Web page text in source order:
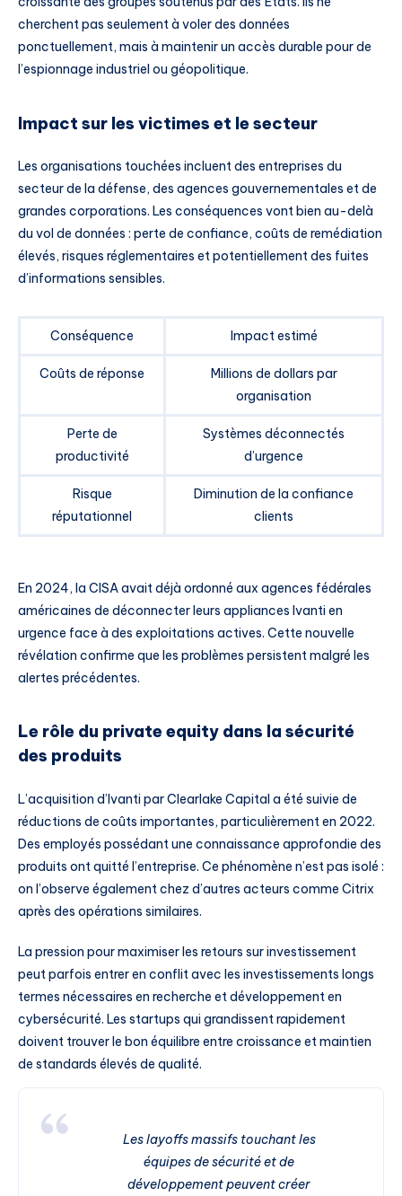
cherchent pas seulement à voler des données
ponctuellement, mais à maintenir un accès durable pour de
l’espionnage industriel ou géopolitique.
Impact sur les victimes et le secteur
Les organisations touchées incluent des entreprises du
secteur de la défense, des agences gouvernementales et de
grandes corporations. Les conséquences vont bien au-delà
du vol de données : perte de confiance, coûts de remédiation
élevés, risques réglementaires et potentiellement des fuites
d’informations sensibles.
Conséquence Impact estimé
Coûts de réponse
Millions de dollars par
organisation
Perte de
productivité
Systèmes déconnectés
d’urgence
Risque
réputationnel
Diminution de la confiance
clients
En 2024, la CISA avait déjà ordonné aux agences fédérales
américaines de déconnecter leurs appliances Ivanti en
urgence face à des exploitations actives. Cette nouvelle
révélation confirme que les problèmes persistent malgré les
alertes précédentes.
Le rôle du private equity dans la sécurité
des produits
L’acquisition d’Ivanti par Clearlake Capital a été suivie de
réductions de coûts importantes, particulièrement en 2022.
Des employés possédant une connaissance approfondie des
produits ont quitté l’entreprise. Ce phénomène n’est pas isolé :
on l’observe également chez d’autres acteurs comme Citrix
après des opérations similaires.
La pression pour maximiser les retours sur investissement
peut parfois entrer en conflit avec les investissements longs
termes nécessaires en recherche et développement en
cybersécurité. Les startups qui grandissent rapidement
doivent trouver le bon équilibre entre croissance et maintien
de standards élevés de qualité.
Les layoffs massifs touchant les
équipes de sécurité et de
développement peuvent créer